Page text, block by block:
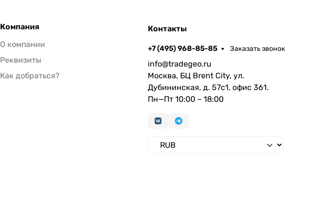
Компания
О компании
Реквизиты
Как добраться?
Контакты
+7 (495) 968-85-85 Заказать звонок
info@tradegeo.ru
Москва, БЦ Brent City, ул.
Дубининская, д. 57с1, офис 361.
Пн—Пт 10:00 – 18:00